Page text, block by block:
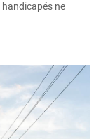
handicapés ne